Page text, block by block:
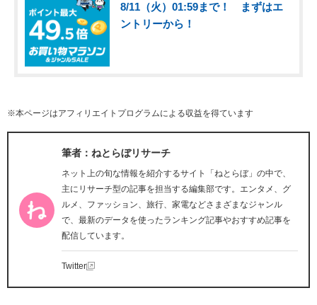
8/11（火）01:59まで！ まずはエ
ントリーから！
※本ページはアフィリエイトプログラムによる収益を得ています
筆者：ねとらぼリサーチ
ネット上の旬な情報を紹介するサイト「ねとらぼ」の中で、
主にリサーチ型の記事を担当する編集部です。エンタメ、グ
ルメ、ファッション、旅行、家電などさまざまなジャンル
で、最新のデータを使ったランキング記事やおすすめ記事を
配信しています。
Twitter